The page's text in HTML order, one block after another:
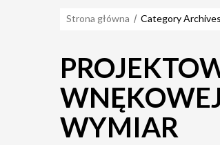
Strona główna Category
WYMIAR